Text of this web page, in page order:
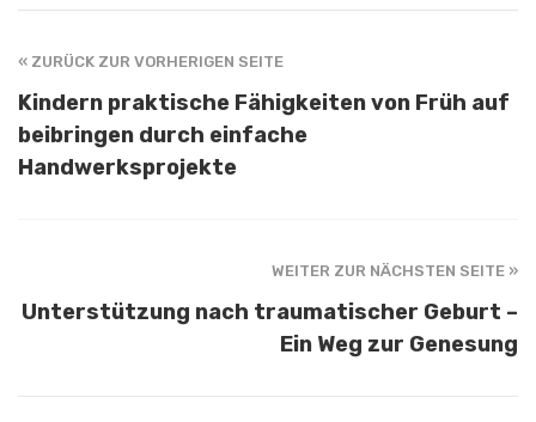
« ZURÜCK ZUR VORHERIGEN SEITE
Kindern praktische Fähigkeiten von Früh auf
beibringen durch einfache
Handwerksprojekte
WEITER ZUR NÄCHSTEN SEITE »
Unterstützung nach traumatischer Geburt –
Ein Weg zur Genesung